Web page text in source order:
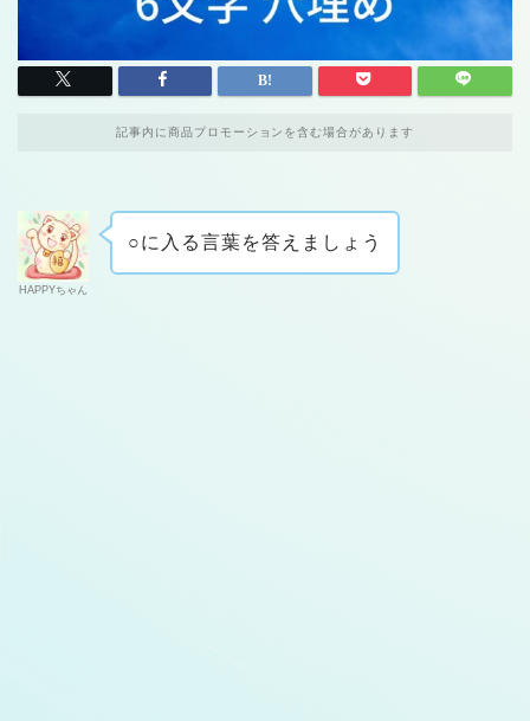
記事内に商品プロモーションを含む場合があります
HAPPYちゃん
○に入る言葉を答えましょう